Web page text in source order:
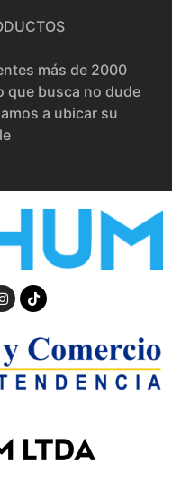
más de 2000
que busca no dude
a ubicar su